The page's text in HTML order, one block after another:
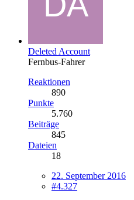
Deleted Account
Fernbus-Fahrer
Reaktionen
890
Punkte
5.760
Beiträge
845
Dateien
18
22. September 2016
#4.327